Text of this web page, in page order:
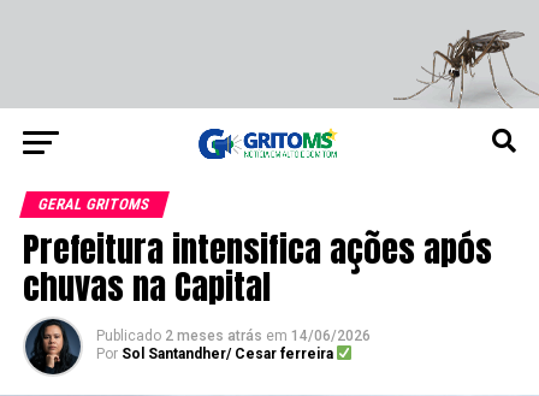
GERAL GRITOMS
Prefeitura intensifica ações após
chuvas na Capital
Publicado 2 meses atrás em 14/06/2026
Por Sol Santandher/ Cesar ferreira